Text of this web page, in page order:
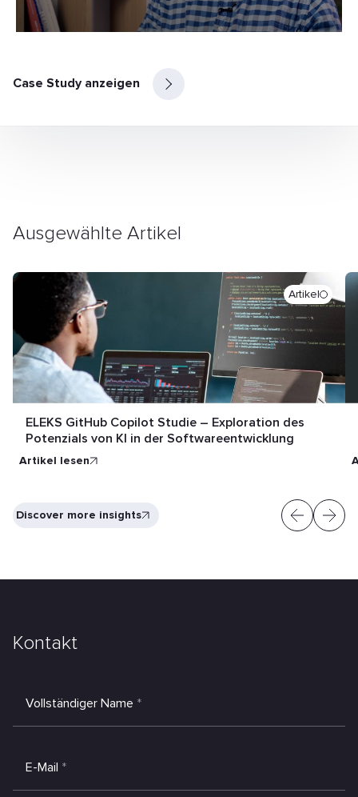
Case Study anzeigen
Ausgewählte Artikel
Artikel
ELEKS GitHub Copilot Studie – Exploration des
Potenzials von KI in der Softwareentwicklung
Artikel lesen
Discover more insights
Kontakt
Vollständiger Name *
E-Mail *